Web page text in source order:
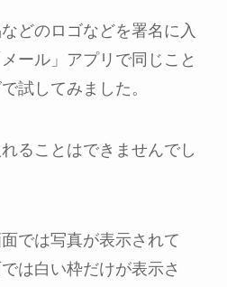
どのロゴなどを署名に入
ール」アプリで同じこと
試してみました。
ることはできませんでし
では写真が表示されて
は白い枠だけが表示さ